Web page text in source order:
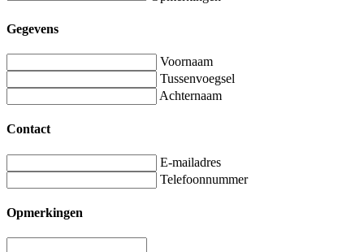
Gegevens
Voornaam
Tussenvoegsel
Achternaam
Contact
E-mailadres
Telefoonnummer
Opmerkingen